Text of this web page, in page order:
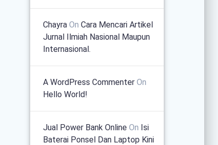
Chayra OnCara Mencari Artikel
Jurnal Ilmiah Nasional Maupun
Internasional.
A WordPress Commenter On
Hello World!
Jual Power Bank Online On Isi
Baterai Ponsel Dan Laptop Kini